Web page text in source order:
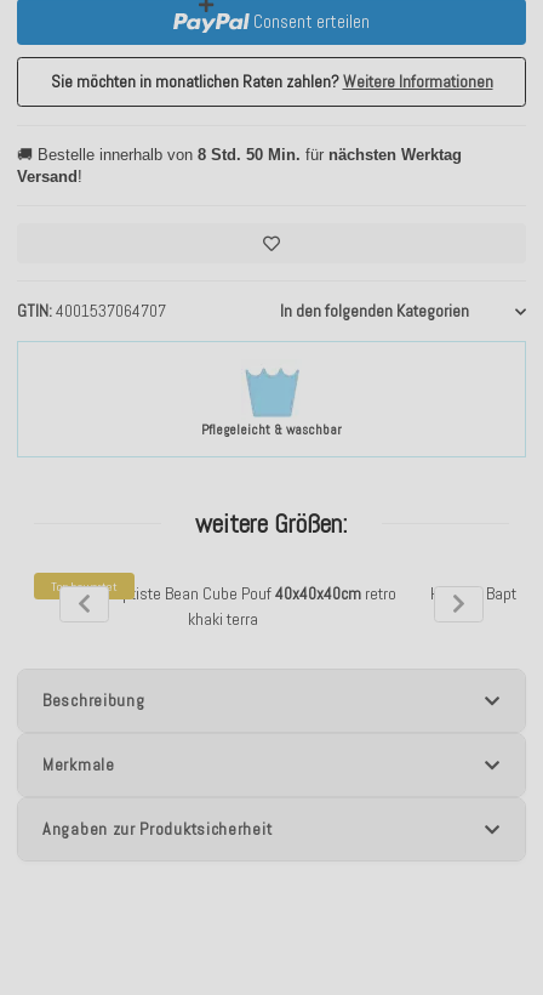
Pflegeleicht & waschbar
GTIN 4001537064707 In den folgenden Kategorien
Consent erteilen
Sie möchten in monatlichen Raten zahlen?Weitere Informationen
🚚 Bestelle innerhalb von 8 Std. 50 Min. für nächsten Werktag
Versand !
weitere Größen:
Top bewertet
H.O.C.K. Baptiste Bean Cube Pouf40x40x40cmretro
khaki terra
H.O.C.K.
Beschreibung
Merkmale
Angaben zur Produktsicherheit